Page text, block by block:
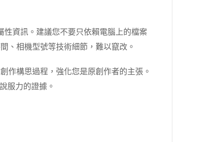
資訊。建議您不要只依賴電腦上的檔案
、相機型號等技術細節，難以竄改。
作構思過程，強化您是原創作者的主張。
服力的證據。